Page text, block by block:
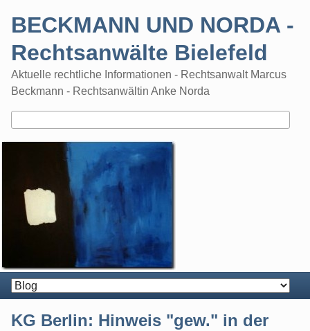
BECKMANN UND NORDA -
Rechtsanwälte Bielefeld
Aktuelle rechtliche Informationen - Rechtsanwalt Marcus
Beckmann - Rechtsanwältin Anke Norda
KG Berlin: Hinweis "gew." in der